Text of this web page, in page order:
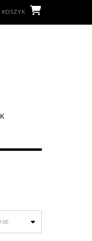
KOSZYK